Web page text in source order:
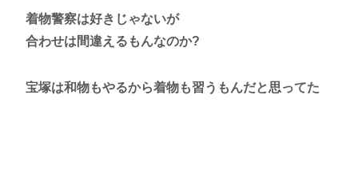
着物警察は好きじゃないが
合わせは間違えるもんなのか?
宝塚は和物もやるから着物も習うもんだと思ってた